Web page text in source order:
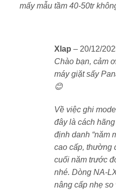
Đường kính lồng lớn,
dày khối lượng lớn
kiệm tối đa
ActiveFoam – đánh tan
ActiveFoam
nhanh vào từng sợi vải,
mồ hôi… mà không cần
mấy mẫu tầm 40-50tr
Xlap – 20/12/
Chào bạn, cảm
máy giặt sấy
😊
Về việc ghi
đây là cách
định danh “năm
cao cấp, thường
cuối năm trước
nhé. Dòng NA-
nâng cấp nhẹ